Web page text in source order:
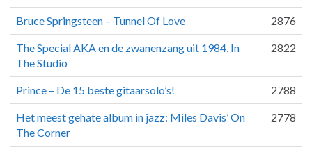
Bruce Springsteen – Tunnel Of Love 2876
The Special AKA en de zwanenzang uit 1984, In
The Studio
2822
Prince – De 15 beste gitaarsolo’s! 2788
Het meest gehate album in jazz: Miles Davis’ On
The Corner
2778